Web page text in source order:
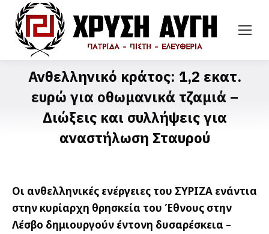
Ανθελληνικό κράτος: 1,2 εκατ.
ευρώ για οθωμανικά τζαμιά –
Διώξεις και συλλήψεις για
αναστήλωση Σταυρού
Οι ανθελληνικές ενέργειες του ΣΥΡΙΖΑ ενάντια
στην κυρίαρχη θρησκεία του Έθνους στην
Λέσβο δημιουργούν έντονη δυσαρέσκεια –